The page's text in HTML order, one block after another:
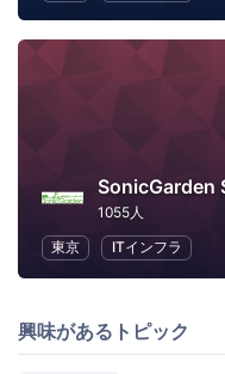
SonicGarden
1055人
東京
ITインフラ
興味があるトピック